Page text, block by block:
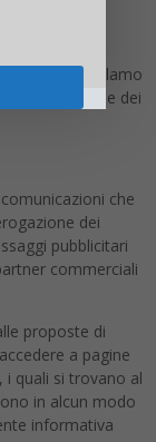
proporre reclamo
la Protezione dei
che
dei
pubblicitari
commerciali
proposte di
a pagine
i quali si trovano al
in alcun modo
informativa